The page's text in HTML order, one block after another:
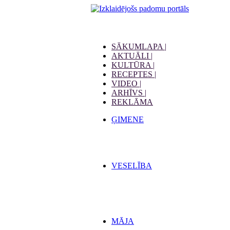
SĀKUMLAPA |
AKTUĀLI |
KULTŪRA |
RECEPTES |
VIDEO |
ARHĪVS |
REKLĀMA
ĢIMENE
VESELĪBA
MĀJA